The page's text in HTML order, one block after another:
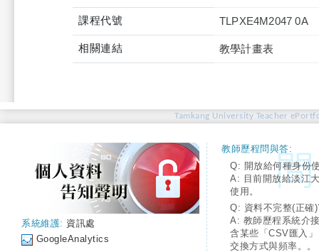
課程代號 TLPXE4M2047 0A
相關連結 教學計畫表
Tamkang University Teacher
系統維護: 資訊處
GoogleAnalytics
教師歷程問與答:
Q: 開放給何種身份
A: 目前開放給淡江
使用。
Q: 資料不完整(正確
A: 教師歷程系統介
含某些「CSV匯入
交換方式與頻率。。